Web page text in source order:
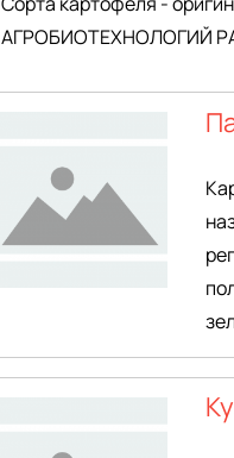
АГРОБИОТЕХНОЛОГИЙ